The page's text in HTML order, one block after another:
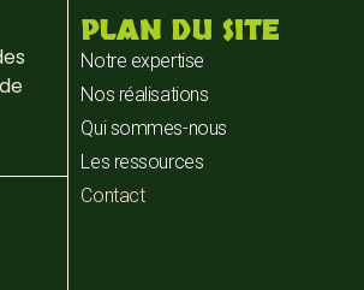
PLAN DU SITE
Notre expertise
Nos réalisations
Qui sommes-nous
Les ressources
Contact